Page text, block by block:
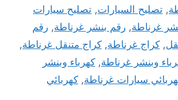
, تصليح السيارات, تصليح سيارات
غرناطة, رقم بنشر غرناطة, رقم
, كراج غرناطة, كراج متنقل غرناطة,
وبنشر غرناطة, كهرباء وبنشر
سيارات غرناطة, كهربائي